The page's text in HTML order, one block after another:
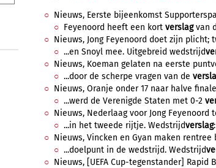
Nieuws, Eerste bijeenkomst
Feyenoord heeft een kort verslagvan
Nieuws, Jong Feyenoord doet zijn plicht;
...en Snoyl mee. Uitgebreid wedstrijd
Nieuws, Koeman gelaten na eerste
...door de scherpe vragen van de
Nieuws, Oranje onder 17 naar halve
...werd de Verenigde Staten met 0-2
Nieuws, Nederlaag voor Jong Feyenoord
...in het tweede rijtje. Wedstrijdverslag
Nieuws, Vincken en Gyan maken rentree
...doelpunt in de wedstrijd. Wedstrijd
Nieuws, [UEFA Cup-tegenstander] Rapid